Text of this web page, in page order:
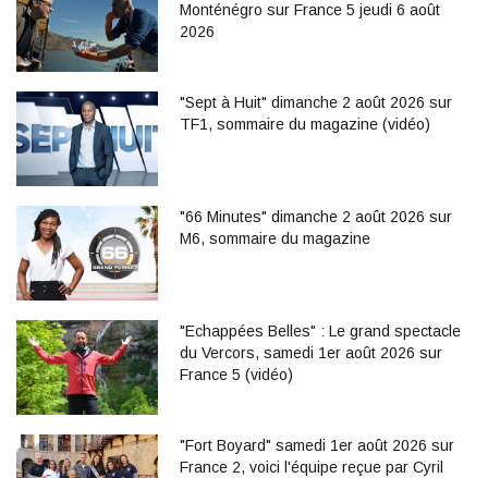
Monténégro sur France 5 jeudi 6 août
2026
"Sept à Huit" dimanche 2 août 2026 sur
TF1, sommaire du magazine (vidéo)
"66 Minutes" dimanche 2 août 2026 sur
M6, sommaire du magazine
"Echappées Belles" : Le grand spectacle
du Vercors, samedi 1er août 2026 sur
France 5 (vidéo)
"Fort Boyard" samedi 1er août 2026 sur
France 2, voici l'équipe reçue par Cyril